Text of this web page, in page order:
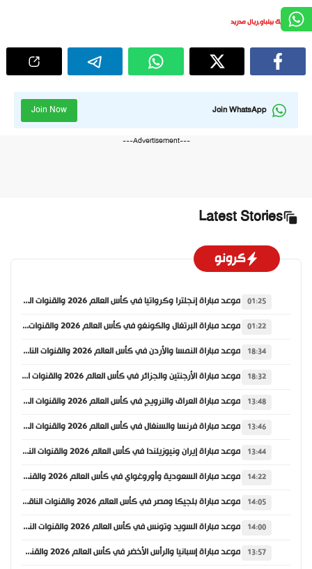
أتلتيك بيلباو,ريال مدريد
Join WhatsApp
Join Now
---Advertisement---
Latest Stories
كرونو
01:25 موعد مباراة إنجلترا وكرواتيا في كأس العالم 2026 والقنوات الناقلة
01:22 موعد مباراة البرتغال والكونغو في كأس العالم 2026 والقنوات الناقلة
18:34 موعد مباراة النمسا والأردن في كأس العالم 2026 والقنوات الناقلة
18:32 موعد مباراة الأرجنتين والجزائر في كأس العالم 2026 والقنوات الناقلة
13:48 موعد مباراة العراق والنرويج في كأس العالم 2026 والقنوات الناقلة
13:46 موعد مباراة فرنسا والسنغال في كأس العالم 2026 والقنوات الناقلة
13:44 موعد مباراة إيران ونيوزيلندا في كأس العالم 2026 والقنوات الناقلة
14:22 موعد مباراة السعودية وأوروغواي في كأس العالم 2026 والقنوات الناقلة
14:05 موعد مباراة بلجيكا ومصر في كأس العالم 2026 والقنوات الناقلة
14:00 موعد مباراة السويد وتونس في كأس العالم 2026 والقنوات الناقلة
13:57 موعد مباراة إسبانيا والرأس الأخضر في كأس العالم 2026 والقنوات الناقلة